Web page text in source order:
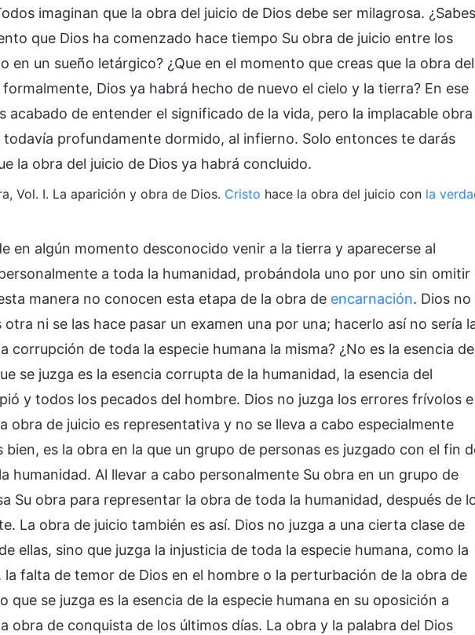
imaginan que la obra del juicio de Dios debe ser milagrosa.
que Dios ha comenzado hace tiempo Su obra de juicio entre los
en un sueño letárgico? ¿Que en el momento que creas que la obra del
Dios ya habrá hecho de nuevo el cielo y la tierra? En ese
acabado de entender el significado de la vida, pero la implacable obra
profundamente dormido, al infierno. Solo entonces te darás
la obra del juicio de Dios ya habrá concluido.
Vol. I. La aparición y obra de Dios. Cristo hace la obra del juicio con la
en algún momento desconocido venir a la tierra y aparecerse al
a toda la humanidad, probándola uno por uno sin omitir
manera no conocen esta etapa de la obra de encarnación. Dios no
ni se las hace pasar un examen una por una; hacerlo así no sería
corrupción de toda la especie humana la misma? ¿No es la esencia de
se juzga es la esencia corrupta de la humanidad, la esencia del
y todos los pecados del hombre. Dios no juzga los errores frívolos e
obra de juicio es representativa y no se lleva a cabo especialmente
es la obra en la que un grupo de personas es juzgado con el fin
humanidad. Al llevar a cabo personalmente Su obra en un grupo de
Su obra para representar la obra de toda la humanidad, después de
La obra de juicio también es así. Dios no juzga a una cierta clase de
ellas, sino que juzga la injusticia de toda la especie humana, como la
falta de temor de Dios en el hombre o la perturbación de la obra de
que se juzga es la esencia de la especie humana en su oposición a
obra de conquista de los últimos días. La obra y la palabra del Dios